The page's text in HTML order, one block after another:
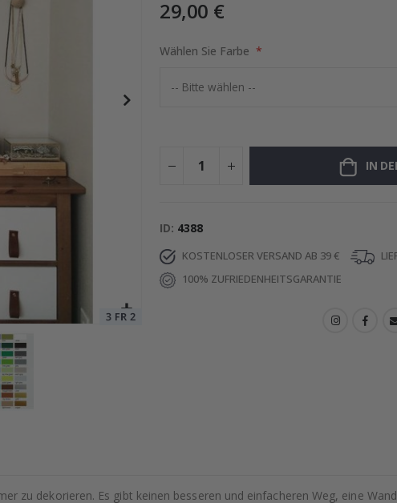
29,00 €
Wählen Sie Farbe
IN
ID 4388
KOSTENLOSER VERSAND AB 39 €
100% ZUFRIEDENHEITSGARANTIE
zu dekorieren. Es gibt keinen besseren und einfacheren Weg, eine